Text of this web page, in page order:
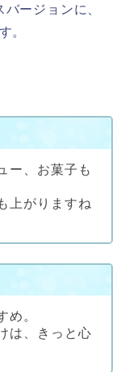
ージョンに、
。
ー、お菓子も
上がりますね
め。
は、きっと心